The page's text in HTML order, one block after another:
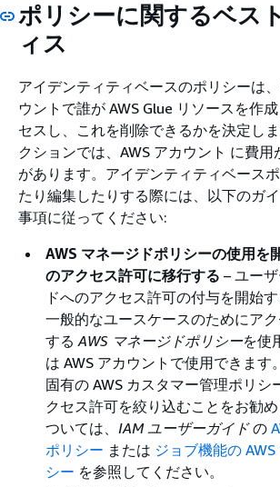
ポリシーに関するベス
ィス
アイデンティティベースのポリシーは
ウントで誰が AWS Glue リソースを作
セスし、これを削除できるかを決定し
クションでは、AWS アカウント に費用
があります。アイデンティティベース
たり編集したりする際には、以下のガ
事項に従ってください:
AWS マネージドポリシーの使用を
のアクセス許可に移行する – ユー
ドへのアクセス許可の付与を開始
一般的なユースケースのためにア
する AWS マネージドポリシーを使
は AWS アカウントで使用できます
固有の AWS カスタマー管理ポリシ
クセス許可を絞り込むことをお勧
ついては、 IAM ユーザーガイドの
ポリシー または ジョブ機能の
シー を参照してください。